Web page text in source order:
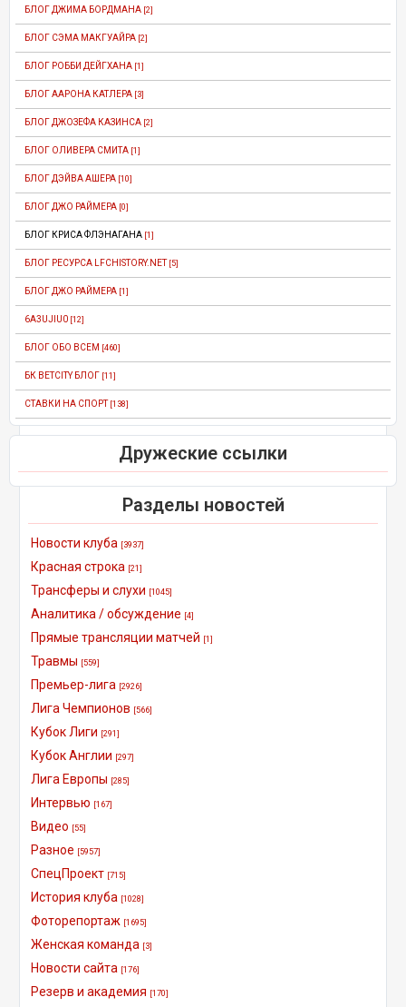
БЛОГ ДЖИМА БОРДМАНА [2]
БЛОГ СЭМА МАКГУАЙРА [2]
БЛОГ РОББИ ДЕЙГХАНА [1]
БЛОГ ААРОНА КАТЛЕРА [3]
БЛОГ ДЖОЗЕФА КАЗИНСА [2]
БЛОГ ОЛИВЕРА СМИТА [1]
БЛОГ ДЭЙВА АШЕРА [10]
БЛОГ ДЖО РАЙМЕРА [0]
БЛОГ КРИСА ФЛЭНАГАНА [1]
БЛОГ РЕСУРСА LFCHISTORY.NET [5]
БЛОГ ДЖО РАЙМЕРА [1]
6A3UJIU0 [12]
БЛОГ ОБО ВСЕМ [460]
БК BETCITY БЛОГ [11]
СТАВКИ НА СПОРТ [138]
Дружеские ссылки
Разделы новостей
Новости клуба [3937]
Красная строка [21]
Трансферы и слухи [1045]
Аналитика / обсуждение [4]
Прямые трансляции матчей [1]
Травмы [559]
Премьер-лига [2926]
Лига Чемпионов [566]
Кубок Лиги [291]
Кубок Англии [297]
Лига Европы [285]
Интервью [167]
Видео [55]
Разное [5957]
СпецПроект [715]
История клуба [1028]
Фоторепортаж [1695]
Женская команда [3]
Новости сайта [176]
Резерв и академия [170]